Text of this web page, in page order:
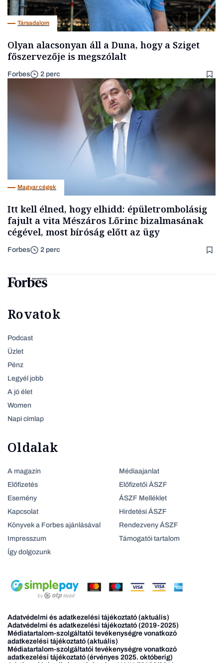
Társadalom
Olyan alacsonyan áll a Duna, hogy a Sziget
főszervezője is megszólalt
Forbes 2 perc
Magyar cégek
Itt kell élned, hogy elhidd: épületrombolásig
fajult a vita Mészáros Lőrinc bizalmasának
cégével, most bíróság előtt az ügy
Forbes 2 perc
Rovatok
Podcast
Üzlet
Pénz
Legyél jobb
A jó élet
Women
Napi címlap
Oldalak
A magazin
Előfizetés
Esemény
Kapcsolat
Könyvek a Forbes ajánlásával
Impresszum
Így dolgozunk
Médiaajanlat
Előfizetői ÁSZF
ÁSZF Melléklet
Hirdetési ÁSZF
Rendezveny ÁSZF
Támogatói tartalom
Adatvédelmi és adatkezelési tájékoztató (aktuális)
Adatvédelmi és adatkezelési tájékoztató (2019-2025)
Médiatartalom-szolgáltatói tevékenységre vonatkozó
adatkezelési tájékoztató (aktuális)
Médiatartalom-szolgáltatói tevékenységre vonatkozó
adatkezelési tájékoztató (érvényes 2025. októberig)